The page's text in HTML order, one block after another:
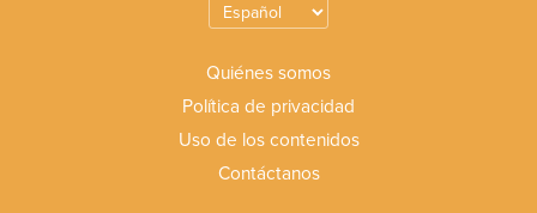
Quiénes somos
Política de privacidad
Uso de los contenidos
Contáctanos